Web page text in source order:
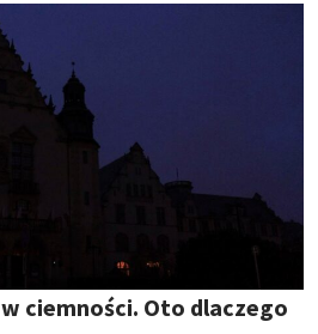
ciemności. Oto dlaczego